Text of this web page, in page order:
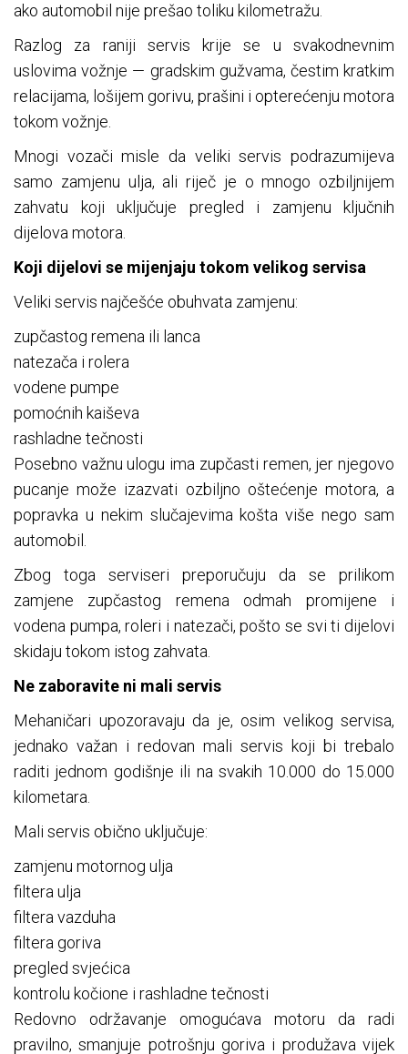
ako automobil nije prešao toliku kilometražu.
Razlog za raniji servis krije se u svakodnevnim
uslovima vožnje — gradskim gužvama, čestim kratkim
relacijama, lošijem gorivu, prašini i opterećenju motora
tokom vožnje.
Mnogi vozači misle da veliki servis podrazumijeva
samo zamjenu ulja, ali riječ je o mnogo ozbiljnijem
zahvatu koji uključuje pregled i zamjenu ključnih
dijelova motora.
Koji dijelovi se mijenjaju tokom velikog servisa
Veliki servis najčešće obuhvata zamjenu:
zupčastog remena ili lanca
natezača i rolera
vodene pumpe
pomoćnih kaiševa
rashladne tečnosti
Posebno važnu ulogu ima zupčasti remen, jer njegovo
pucanje može izazvati ozbiljno oštećenje motora, a
popravka u nekim slučajevima košta više nego sam
automobil.
Zbog toga serviseri preporučuju da se prilikom
zamjene zupčastog remena odmah promijene i
vodena pumpa, roleri i natezači, pošto se svi ti dijelovi
skidaju tokom istog zahvata.
Ne zaboravite ni mali servis
Mehaničari upozoravaju da je, osim velikog servisa,
jednako važan i redovan mali servis koji bi trebalo
raditi jednom godišnje ili na svakih 10.000 do 15.000
kilometara.
Mali servis obično uključuje:
zamjenu motornog ulja
filtera ulja
filtera vazduha
filtera goriva
pregled svjećica
kontrolu kočione i rashladne tečnosti
Redovno održavanje omogućava motoru da radi
pravilno, smanjuje potrošnju goriva i produžava vijek